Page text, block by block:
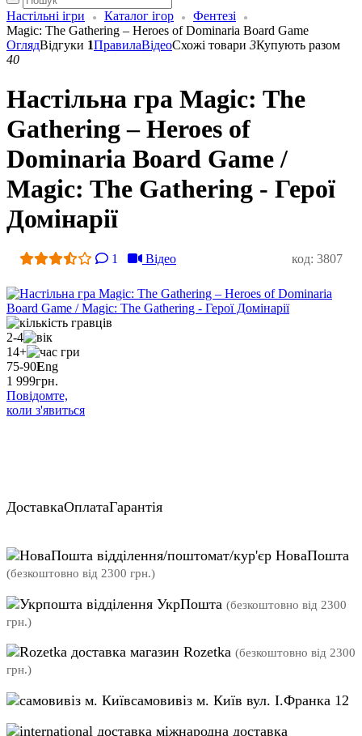
Настільні ігри Каталог ігор
Фентезі
Magic: The Gathering – Heroes of Dominaria Board Game
ОглядВідгуки 1ПравилаВідеоСхожі товари 3Купують разом
40
Настільна гра Magic: The
Gathering – Heroes of
Dominaria Board Game /
Magic: The Gathering - Герої
Домінарії
1 Відео код: 3807
2-4
14+
75-90Eng
1 999грн.
Повідомте,
коли з'явиться
ДоставкаОплатаГарантія
відділення/поштомат/кур'єр НоваПошта
(безкоштовно від 2300 грн.)
відділення УкрПошта (безкоштовно від 2300
грн.)
магазин Rozetka (безкоштовно від 2300
грн.)
самовивіз м. Київ вул. І.Франка 12
міжнародна доставка